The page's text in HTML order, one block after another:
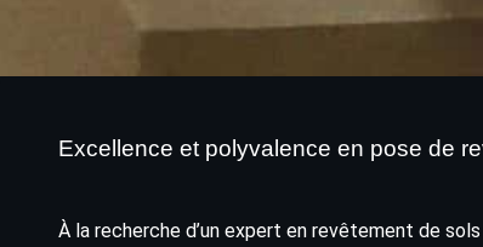
Excellence et polyvalence en pose de
À la recherche d’un expert en revêtement de